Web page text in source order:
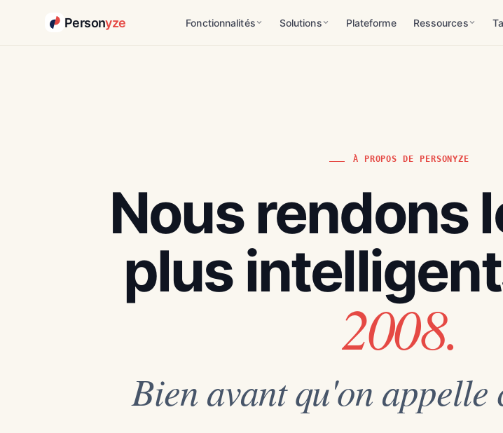
Personyze Fonctionnalités Solutions Plateforme Ressources
À PROPOS DE PERSONYZE
Nous rendons
plus
2008.
Bien avant qu'on appelle